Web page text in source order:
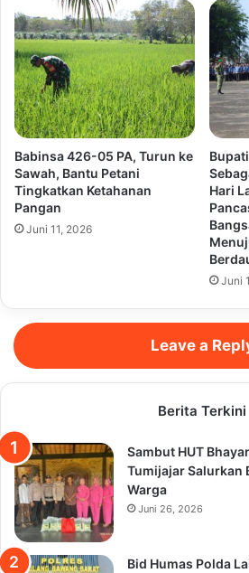
Babinsa 426-05 PA, Turun ke
Sawah, Bantu Petani
Tingkatkan Ketahanan
Pangan
Juni 11, 2026
Hari
Juni
Leave a
Berita Terkini
Sambut HUT
Tumijajar Salurkan
Warga
Juni 26, 2026
Bid Humas Polda